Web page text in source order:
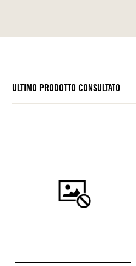
ULTIMO PRODOTTO CONSULTATO